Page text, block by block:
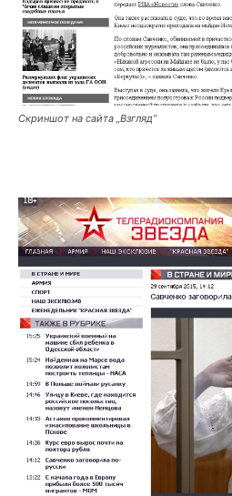
Скриншот на сайта „Взгляд“